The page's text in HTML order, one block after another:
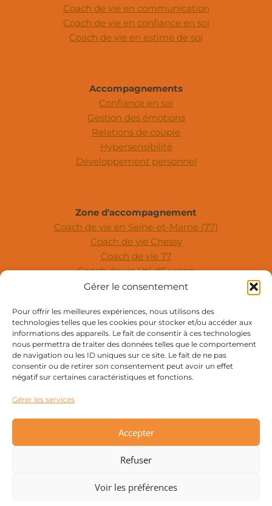
Gérer le consentement
Pour offrir les meilleures expériences, nous utilisons des
technologies telles que les cookies pour stocker et/ou accéder aux
informations des appareils. Le fait de consentir à ces technologies
nous permettra de traiter des données telles que le comportement
de navigation ou les ID uniques sur ce site. Le fait de ne pas
consentir ou de retirer son consentement peut avoir un effet
négatif sur certaines caractéristiques et fonctions.
Gérer les services
Accepter
Refuser
Voir les préférences
Coach de vie en communication
Coach de vie en confiance en soi
Coach de vie en estime de soi
Accompagnements
Confiance en soi
Gestion des émotions
Relations de couple
Hypersensibilité
Développement personnel
Zone d'accompagnement
Coach de vie en Seine-et-Marne (77)
Coach de vie Chessy
Coach de vie 77
Coach de vie Val d'Europe
Coach de vie en ligne
Coach de vie à distance
Coach de vie Paris
En présentiel, en ligne, au téléphone
SUIVEZ-MOI
Catherine Notarangelo